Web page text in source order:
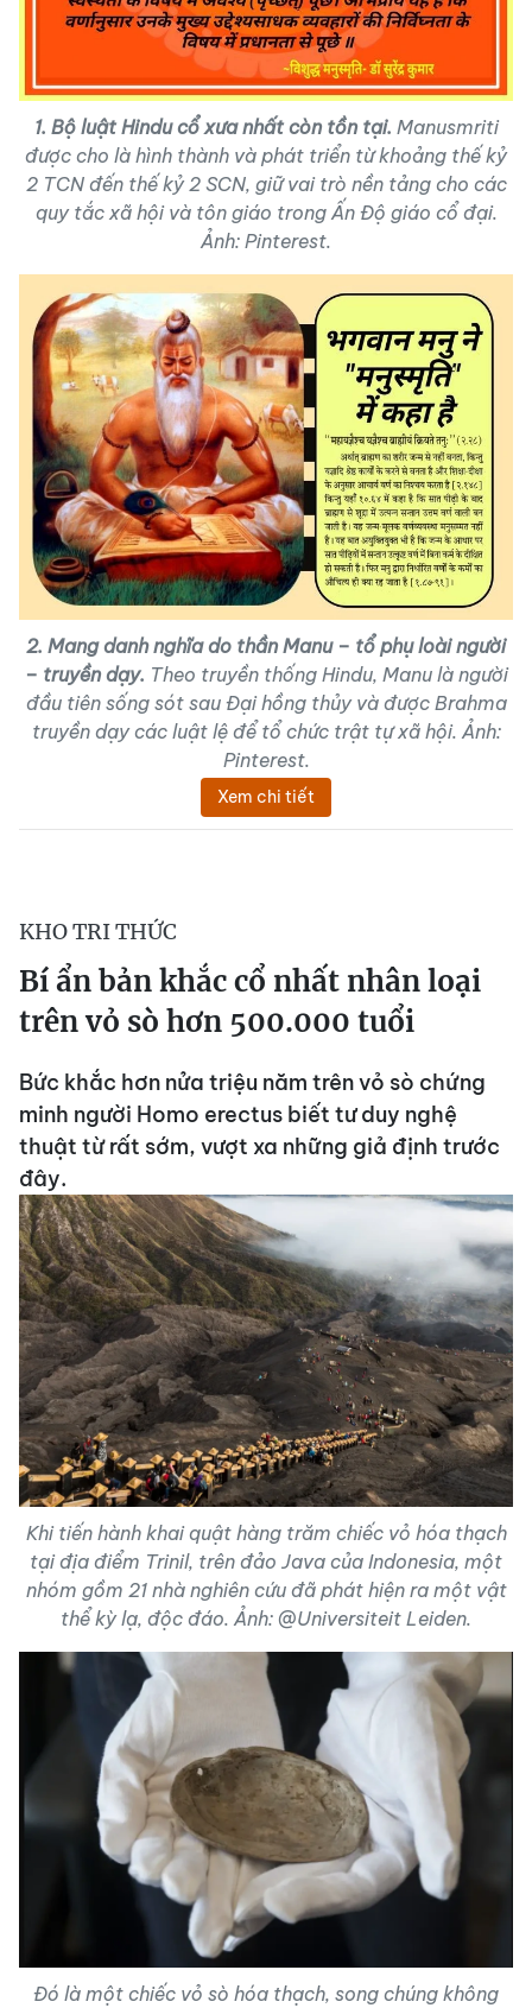
1. Bộ luật Hindu cổ xưa nhất còn tồn tại. Manusmriti
được cho là hình thành và phát triển từ khoảng thế kỷ
2 TCN đến thế kỷ 2 SCN, giữ vai trò nền tảng cho các
quy tắc xã hội và tôn giáo trong Ấn Độ giáo cổ đại.
Ảnh: Pinterest.
2. Mang danh nghĩa do thần Manu – tổ phụ loài người
– truyền dạy. Theo truyền thống Hindu, Manu là người
đầu tiên sống sót sau Đại hồng thủy và được Brahma
truyền dạy các luật lệ để tổ chức trật tự xã hội. Ảnh:
Pinterest.
Xem chi tiết
KHO TRI THỨC
Bí ẩn bản khắc cổ nhất nhân loại
trên vỏ sò hơn 500.000 tuổi
Bức khắc hơn nửa triệu năm trên vỏ sò chứng
minh người Homo erectus biết tư duy nghệ
thuật từ rất sớm, vượt xa những giả định trước
đây.
Khi tiến hành khai quật hàng trăm chiếc vỏ hóa thạch
tại địa điểm Trinil, trên đảo Java của Indonesia, một
nhóm gồm 21 nhà nghiên cứu đã phát hiện ra một vật
thể kỳ lạ, độc đáo. Ảnh: @Universiteit Leiden.
Đó là một chiếc vỏ sò hóa thạch, song chúng không